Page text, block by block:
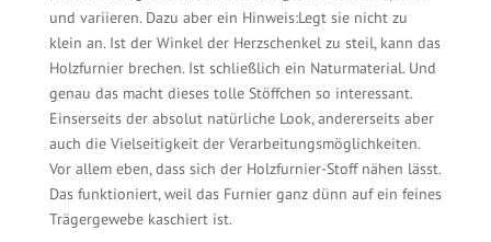
und variieren. Dazu aber ein Hinweis:Legt sie nicht zu
klein an. Ist der Winkel der Herzschenkel zu steil, kann das
Holzfurnier brechen. Ist schließlich ein Naturmaterial. Und
genau das macht dieses tolle Stöffchen so interessant.
Einserseits der absolut natürliche Look, andererseits aber
auch die Vielseitigkeit der Verarbeitungsmöglichkeiten.
Vor allem eben, dass sich der Holzfurnier-Stoff nähen lässt.
Das funktioniert, weil das Furnier ganz dünn auf ein feines
Trägergewebe kaschiert ist.